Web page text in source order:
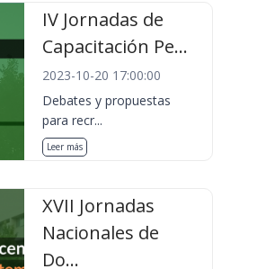
IV Jornadas de
Capacitación Pe...
2023-10-20 17:00:00
Debates y propuestas
para recr...
Leer más
XVII Jornadas
Nacionales de
Do...